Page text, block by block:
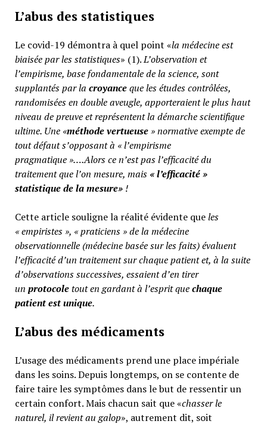
L’abus des statistiques
Le covid-19 démontra à quel point «la médecine est
biaisée par les statistiques» (1).L’observation et
l’empirisme, base fondamentale de la science, sont
supplantés par la croyanceque les études contrôlées,
randomisées en double aveugle, apporteraient le plus haut
niveau de preuve et représentent la démarche scientifique
ultime. Une «méthode vertueuse» normative exempte de
tout défaut s’opposant à « l’empirisme
pragmatique »….Alors ce n’est pas l’efficacité du
traitement que l’on mesure, mais «l’efficacité »
statistique de la mesure» !
Cette article souligne la réalité évidente queles
« empiristes », « praticiens » de la médecine
observationnelle (médecine basée sur les faits) évaluent
l’efficacité d’un traitement sur chaque patient et, à la suite
d’observations successives, essaient d’en tirer
un protocoletout en gardant à l’esprit quechaque
patient est unique.
L’abus des médicaments
L’usage des médicaments prend une place impériale
dans les soins. Depuis longtemps, on se contente de
faire taire les symptômes dans le but de ressentir un
certain confort. Mais chacun sait que «chasser le
naturel, il revient au galop», autrement dit, soit